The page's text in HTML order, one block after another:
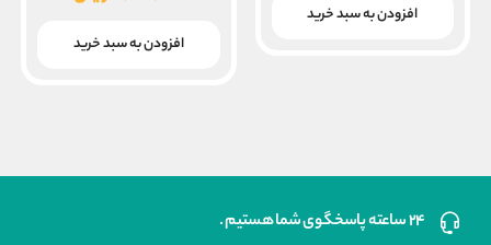
افزودن به سبد خرید
بود. فعلی
افزودن به سبد خرید
۲۴ ساعته پاسخگوی شما هستیم .